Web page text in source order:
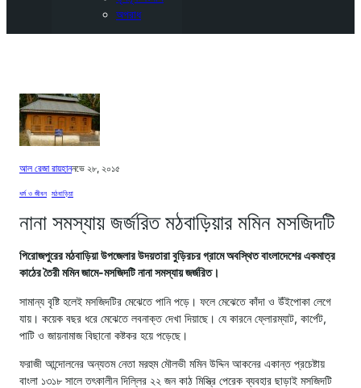
অপরাধ
আল রেজা রায়হাননভে ২৮, ২০১৫
ধর্ম ও জীবন মঠবাড়িয়া
নানা সমস্যায় জর্জরিত মঠবাড়িয়ার মমিন মসজিদটি
পিরোজপুরের মঠবাড়িয়া উপজেলার উদয়তারা বুড়িরচর গ্রামে অবস্থিত বাংলাদেশের একমাত্র
কাঠের তৈরী মমিন জামে-মসজিদটি নানা সমস্যায় জর্জরিত।
সামান্য বৃষ্টি হলেই মসজিদটির মেঝেতে পানি পড়ে। ফলে মেঝেতে কাঁদা ও উঁইপোকা লেগে
যায়। কয়েক বছর ধরে মেঝেতে লবনাক্ত দেখা দিয়াছে। যে কারনে ফ্লোরম্যাট, কার্পেট,
পাটি ও জায়নামাজ বিছানো কষ্টকর হয়ে পড়েছে।
ফরাজী আন্দোলনের অন্যতম নেতা মরহুম মৌলভী মমিন উদ্দিন আকনের একান্ত প্রচেষ্টায়
বাংলা ১৩১৮ সালে তৎকালীন দিল্লির ২২ জন কাঠ মিস্ত্রি পেরেক ব্যবহার ছাড়াই মসজিদটি